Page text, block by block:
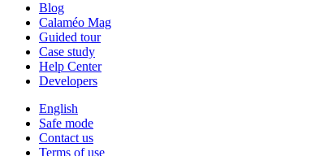
Blog
Calaméo Mag
Guided tour
Case study
Help Center
Developers
English
Safe mode
Contact us
Terms of use